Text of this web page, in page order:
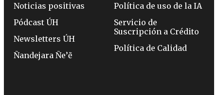
Noticias positivas
Pódcast ÚH
Newsletters ÚH
Ñandejara Ñe’ẽ
Política de uso de la IA
Servicio de
Suscripción a Crédito
Política de Calidad